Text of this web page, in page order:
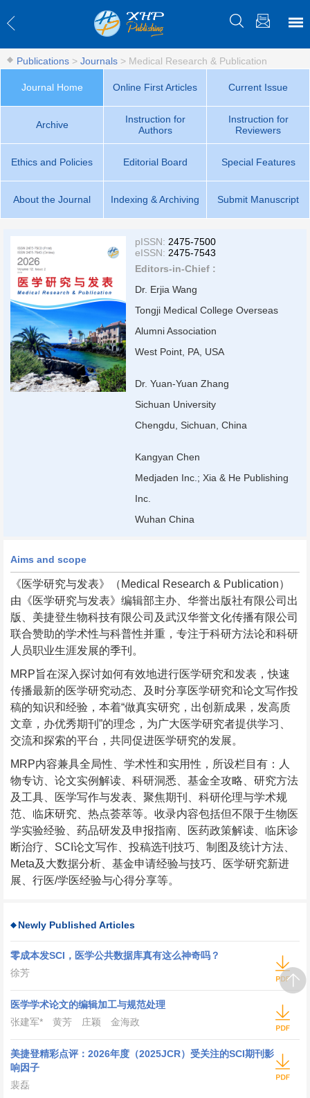
Publications > Journals > Medical Research & Publication
Journal Home Online First Articles Current Issue
Archive
Instruction for
Authors
Instruction for
Reviewers
Ethics and Policies Editorial Board Special Features
About the Journal Indexing & Archiving Submit Manuscript
pISSN: 2475-7500
eISSN: 2475-7543
Editors-in-Chief :
Dr. Erjia Wang
Tongji Medical College Overseas
Alumni Association
West Point, PA, USA
Dr. Yuan-Yuan Zhang
Sichuan University
Chengdu, Sichuan, China
Kangyan Chen
Medjaden Inc.; Xia & He Publishing
Inc.
Wuhan China
Aims and scope
《医学研究与发表》（Medical Research & Publication）
由《医学研究与发表》编辑部主办、华誉出版社有限公司出
版、美捷登生物科技有限公司及武汉华誉文化传播有限公司
联合赞助的学术性与科普性并重，专注于科研方法论和科研
人员职业生涯发展的季刊。
MRP旨在深入探讨如何有效地进行医学研究和发表，快速
传播最新的医学研究动态、及时分享医学研究和论文写作投
稿的知识和经验，本着“做真实研究，出创新成果，发高质
文章，办优秀期刊”的理念，为广大医学研究者提供学习、
交流和探索的平台，共同促进医学研究的发展。
MRP内容兼具全局性、学术性和实用性，所设栏目有：人
物专访、论文实例解读、科研洞悉、基金全攻略、研究方法
及工具、医学写作与发表、聚焦期刊、科研伦理与学术规
范、临床研究、热点荟萃等。收录内容包括但不限于生物医
学实验经验、药品研发及申报指南、医药政策解读、临床诊
断治疗、SCI论文写作、投稿选刊技巧、制图及统计方法、
Meta及大数据分析、基金申请经验与技巧、医学研究新进
展、行医/学医经验与心得分享等。
Newly Published Articles
零成本发SCI，医学公共数据库真有这么神奇吗？
徐芳
医学学术论文的编辑加工与规范处理
张建军* 黄芳 庄颖 金海政
美捷登精彩点评：2026年度（2025JCR）受关注的SCI期刊影
响因子
裴磊